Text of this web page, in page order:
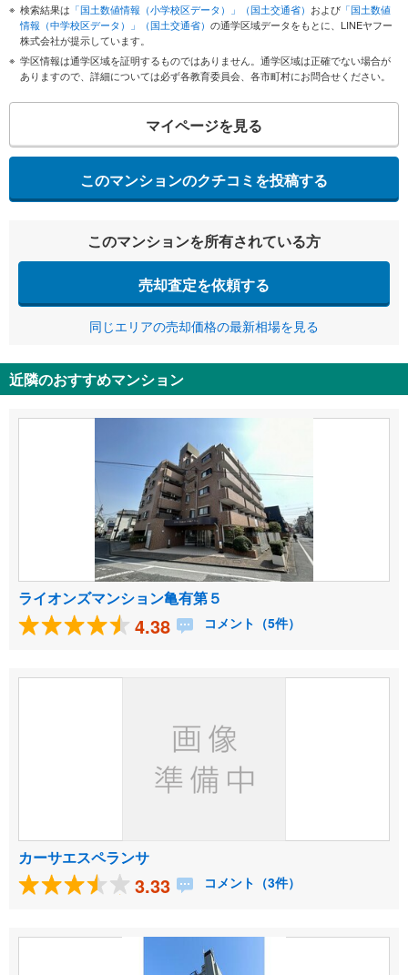
検索結果は 「国土数値情報（小学校区データ）」（国土交通省） および 「国土数値
情報（中学校区データ）」（国土交通省） の通学区域データをもとに、LINEヤフー
株式会社が提示しています。
学区情報は通学区域を証明するものではありません。通学区域は正確でない場合が
ありますので、詳細については必ず各教育委員会、各市町村にお問合せください。
マイページを見る
このマンションのクチコミを投稿する
このマンションを所有されている方
売却査定を依頼する
同じエリアの売却価格の最新相場を見る
近隣のおすすめマンション
ライオンズマンション亀有第５
4.38 コメント（5件）
カーサエスペランサ
3.33 コメント（3件）